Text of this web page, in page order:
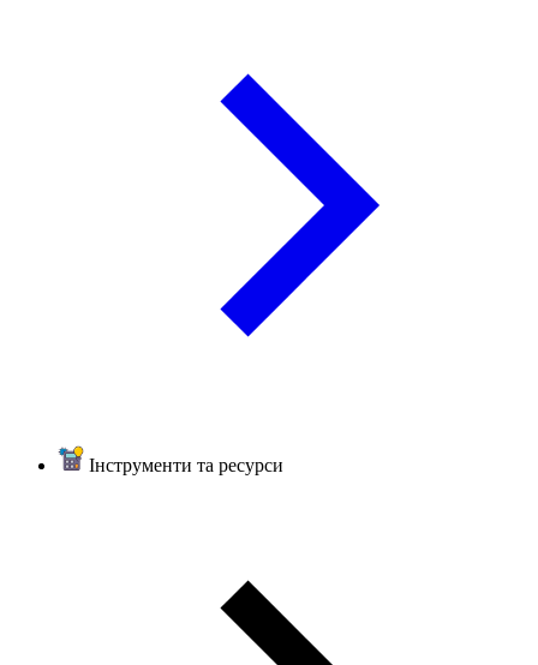
Інструменти та ресурси